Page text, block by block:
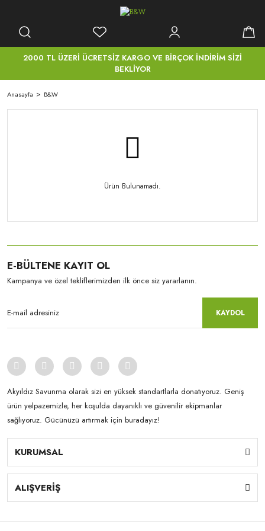
2000 TL ÜZERİ ÜCRETSİZ KARGO VE BİRÇOK İNDİRİM SİZİ
BEKLİYOR
Anasayfa B&W
Ürün Bulunamadı.
E-BÜLTENE KAYIT OL
Kampanya ve özel tekliflerimizden ilk önce siz yararlanın.
KAYDOL
Akyıldız Savunma olarak sizi en yüksek standartlarla donatıyoruz. Geniş
ürün yelpazemizle, her koşulda dayanıklı ve güvenilir ekipmanlar
sağlıyoruz. Gücünüzü artırmak için buradayız!
KURUMSAL
ALIŞVERİŞ